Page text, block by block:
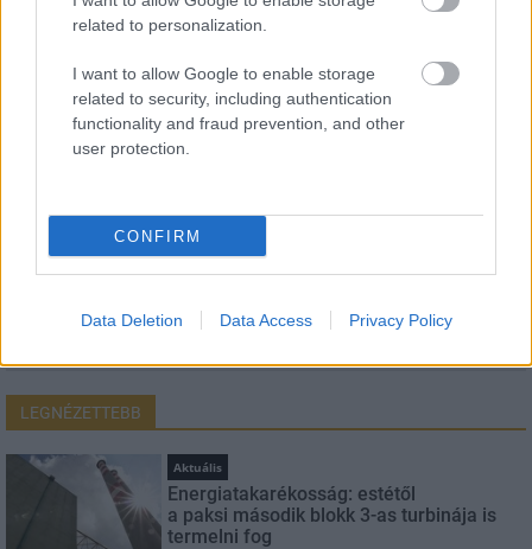
related to personalization.
I want to allow Google to enable storage
related to security, including authentication
functionality and fraud prevention, and other
user protection.
CONFIRM
Data Deletion Data Access Privacy Policy
HÍRLEVÉL
E-mail cím
Feliratkozom a hírlevélre és elfogadom az
szabályzatot!
LEGNÉZETTEBB
Aktuális
Energiatakarékosság: estétől
a paksi második blokk 3-as turbinája is
termelni fog